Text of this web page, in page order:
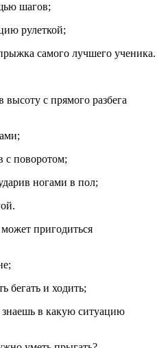
шагов;
рулеткой;
самого лучшего ученика.
с прямого разбега
с поворотом;
ногами в пол;
пригодиться
бегать и ходить;
знаешь в какую ситуацию